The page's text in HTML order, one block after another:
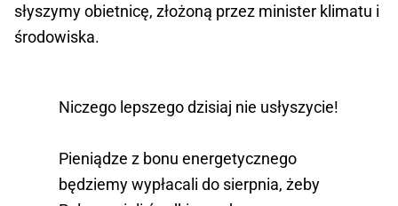
słyszymy obietnicę, złożoną przez minister klimatu i
środowiska.
Niczego lepszego dzisiaj nie usłyszycie!
Pieniądze z bonu energetycznego
będziemy wypłacali do sierpnia, żeby